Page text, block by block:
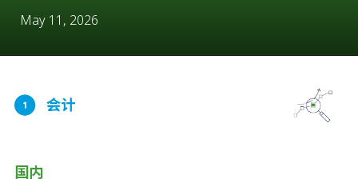
May 11, 2026
国内